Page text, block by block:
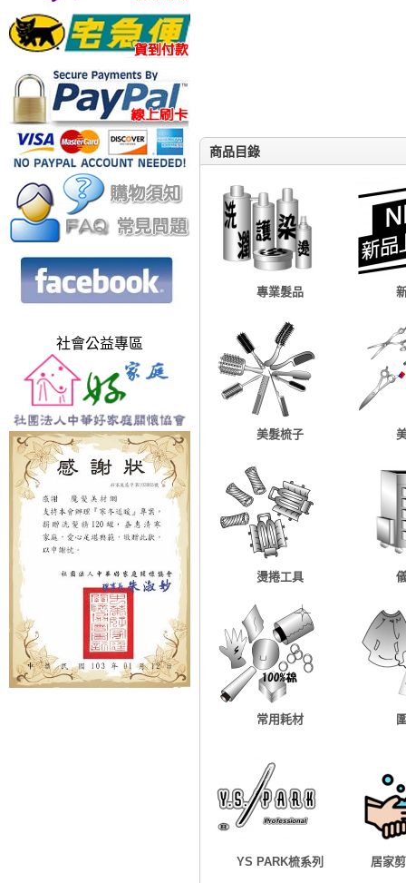
社會公益專區
商品目錄
專業髮品
美髮梳子
燙捲工具
常用耗材
YS PARK梳系列 居家